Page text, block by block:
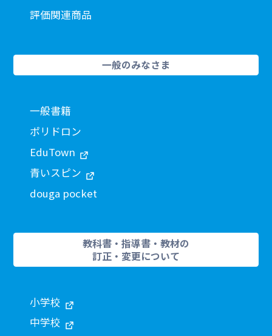
評価関連商品
一般のみなさま
一般書籍
ポリドロン
EduTown
青いスピン
douga pocket
教科書・指導書・教材の
訂正・変更について
小学校
中学校